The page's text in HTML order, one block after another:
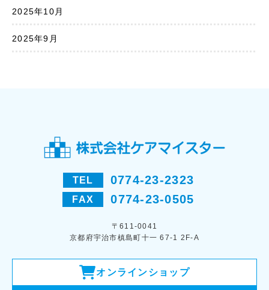
2025年10月
2025年9月
TEL 0774-23-2323
FAX 0774-23-0505
〒611-0041
京都府宇治市槙島町十一 67-1 2F-A
オンラインショップ